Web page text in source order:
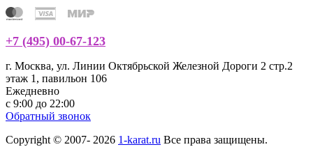
+7 (495) 00-67-123
г. Москва, ул. Линии Октябрьской Железной Дороги 2 стр.2
этаж 1, павильон 106
Ежедневно
с 9:00 до 22:00
Обратный звонок
Copyright © 2007- 2026 1-karat.ru Все права защищены.